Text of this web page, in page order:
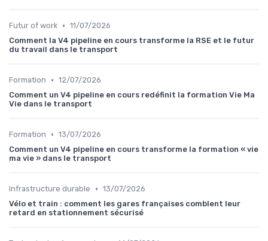
Futur of work • 11/07/2026
Comment la V4 pipeline en cours transforme la RSE et le futur
du travail dans le transport
Formation • 12/07/2026
Comment un V4 pipeline en cours redéfinit la formation Vie Ma
Vie dans le transport
Formation • 13/07/2026
Comment un V4 pipeline en cours transforme la formation « vie
ma vie » dans le transport
Infrastructure durable • 13/07/2026
Vélo et train : comment les gares françaises comblent leur
retard en stationnement sécurisé